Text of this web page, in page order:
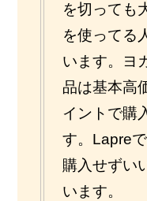
を切っても
を使ってる
います。ヨ
品は基本高
イントで購
す。Lapre
購入せずい
います。